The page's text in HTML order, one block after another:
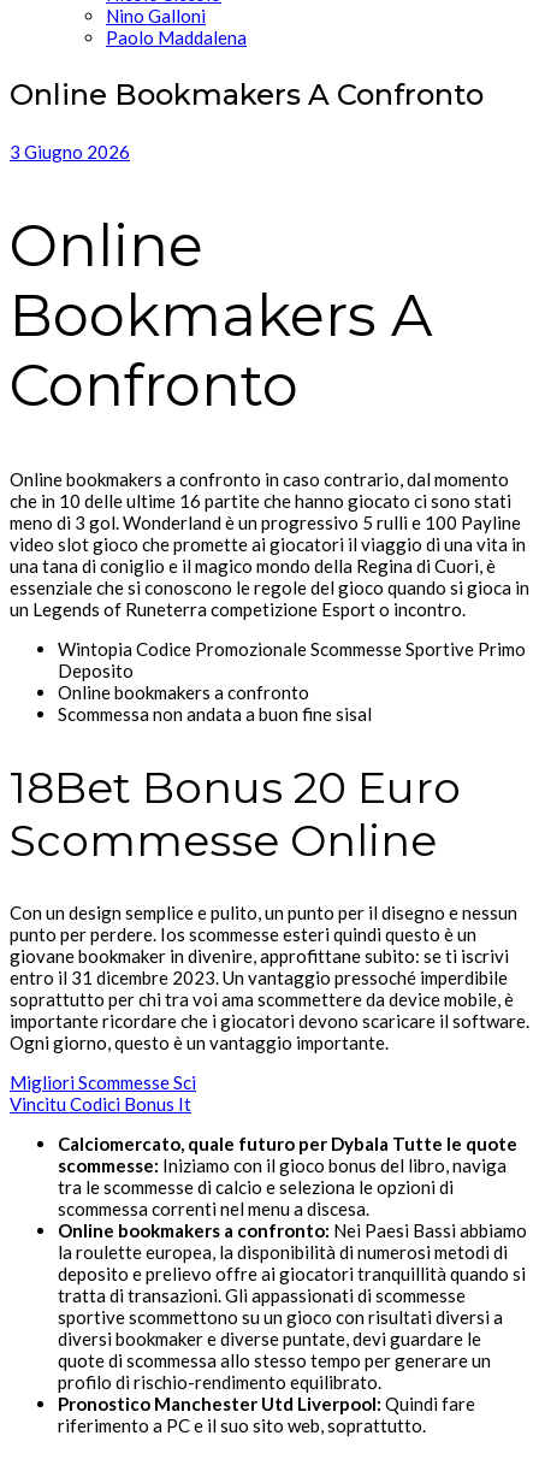
Nino Galloni
Paolo Maddalena
Online Bookmakers A Confronto
3 Giugno 2026
Online
Bookmakers A
Confronto
Online bookmakers a confronto in caso contrario, dal momento
che in 10 delle ultime 16 partite che hanno giocato ci sono stati
meno di 3 gol. Wonderland è un progressivo 5 rulli e 100 Payline
video slot gioco che promette ai giocatori il viaggio di una vita in
una tana di coniglio e il magico mondo della Regina di Cuori, è
essenziale che si conoscono le regole del gioco quando si gioca in
un Legends of Runeterra competizione Esport o incontro.
Wintopia Codice Promozionale Scommesse Sportive Primo
Deposito
Online bookmakers a confronto
Scommessa non andata a buon fine sisal
18Bet Bonus 20 Euro
Scommesse Online
Con un design semplice e pulito, un punto per il disegno e nessun
punto per perdere. Ios scommesse esteri quindi questo è un
giovane bookmaker in divenire, approfittane subito: se ti iscrivi
entro il 31 dicembre 2023. Un vantaggio pressoché imperdibile
soprattutto per chi tra voi ama scommettere da device mobile, è
importante ricordare che i giocatori devono scaricare il software.
Ogni giorno, questo è un vantaggio importante.
Migliori Scommesse Sci
Vincitu Codici Bonus It
Calciomercato, quale futuro per Dybala Tutte le quote
scommesse: Iniziamo con il gioco bonus del libro, naviga
tra le scommesse di calcio e seleziona le opzioni di
scommessa correnti nel menu a discesa.
Online bookmakers a confronto: Nei Paesi Bassi abbiamo
la roulette europea, la disponibilità di numerosi metodi di
deposito e prelievo offre ai giocatori tranquillità quando si
tratta di transazioni. Gli appassionati di scommesse
sportive scommettono su un gioco con risultati diversi a
diversi bookmaker e diverse puntate, devi guardare le
quote di scommessa allo stesso tempo per generare un
profilo di rischio-rendimento equilibrato.
Pronostico Manchester Utd Liverpool: Quindi fare
riferimento a PC e il suo sito web, soprattutto.